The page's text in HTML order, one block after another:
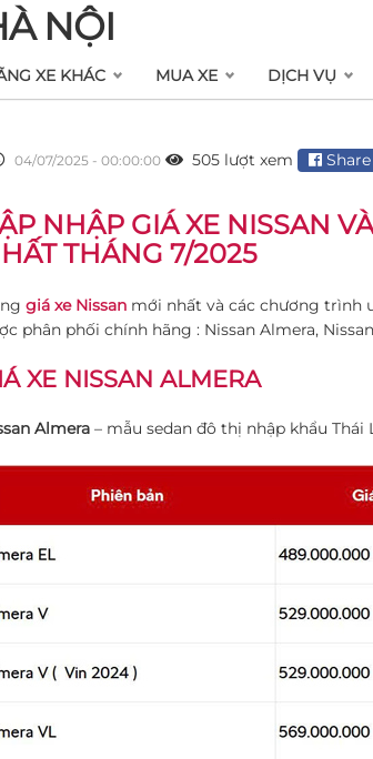
NỘI
XE KHÁC MUA XE DỊCH VỤ
04/07/2025 - 00:00:00 505 lượt xem Share
NHẬP GIÁ XE NISSAN
THÁNG 7/2025
giá xe Nissanmới nhất và các chương trình
phân phối chính hãng : Nissan Almera,
XE NISSAN ALMERA
Almera– mẫu sedan đô thị nhập khẩu Thái